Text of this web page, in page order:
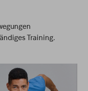
Training.